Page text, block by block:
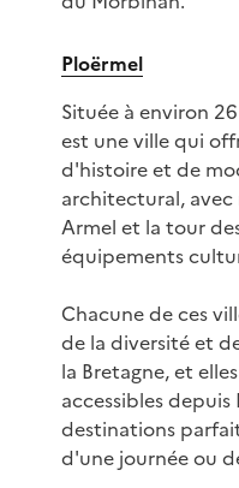
Ploërmel
Située à environ
est une ville qui
d'histoire et de
architectural,
Armel et la tour
équipements
Chacune de ces
de la diversité et
la Bretagne, et
accessibles
destinations
d'une journée ou